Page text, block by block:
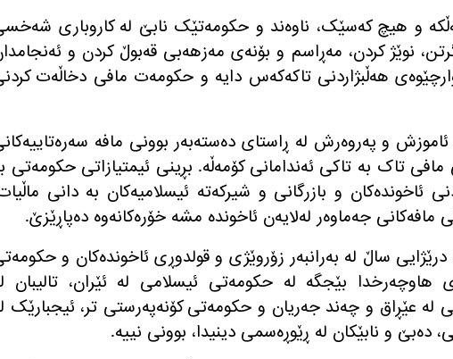
و هیچ کەسێک، ناوەند و حکومەتێک نابێ لە کاروباری
نوێژ کردن، مەڕاسم و بۆنەی مەزهەبی قەبوڵ کردن و
هەڵبژاردنی تاکەکەس دایە و حکومەت مافی دخاڵەت
و پەروەرش لە ڕاستای دەستەبەر بوونی مافە
تاک بە تاکی ئەندامانی کۆمەڵە. بڕینی ئیمتیازاتی حکومەتی
ئاخوندەکان و بازرگانی و شیرکەتە ئیسلامیەکان بە دانی
جەماوەر لەلایەن ئاخوندە مشە خۆرەکانەوە دەپاڕێزێ.
ساڵ لە بەرانبەر زۆروێژی و قولدوڕی ئاخوندەکان و
هاوچەرخدا بێجگە لە حکومەتی ئیسلامی لە ئێران، تالیبان
لە عێڕاق و چەند جەریان و حکومەتی کۆنەپەرستی تر، ئیجبارێک
دەبێ و نابێکان لە ڕێوڕەسمی دینیدا، بوونی نییە.